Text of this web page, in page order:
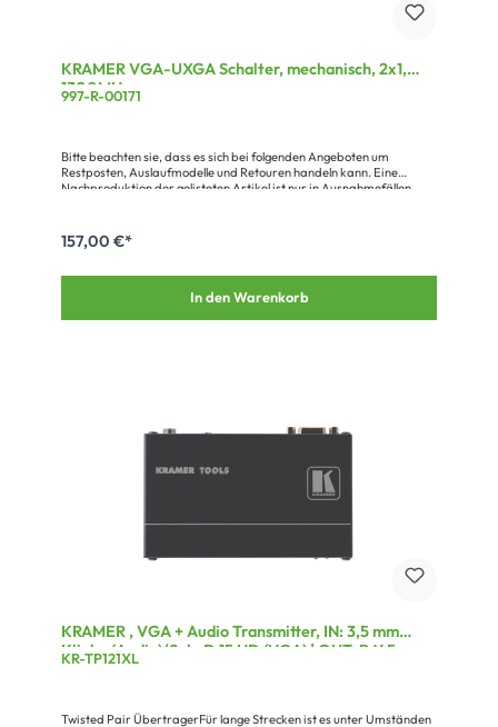
KRAMER VGA-UXGA Schalter, mechanisch, 2x1,
1300MHz
997-R-00171
Bitte beachten sie, dass es sich bei folgenden Angeboten um
Restposten, Auslaufmodelle und Retouren handeln kann. Eine
Nachproduktion der gelisteten Artikel ist nur in Ausnahmefällen
157,00 €*
In den Warenkorb
KRAMER , VGA + Audio Transmitter, IN: 3,5 mm
Klinke (Audio)/Sub-D 15 HD (VGA) | OUT: RJ45
KR-TP121XL
Twisted Pair ÜbertragerFür lange Strecken ist es unter Umständen